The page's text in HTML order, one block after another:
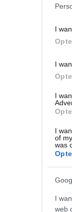
I
I
I
I
of
was
I
web